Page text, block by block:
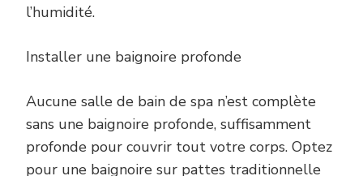
l’humidité.
Installer une baignoire profonde
Aucune salle de bain de spa n’est complète
sans une baignoire profonde, suffisamment
profonde pour couvrir tout votre corps. Optez
pour une baignoire sur pattes traditionnelle